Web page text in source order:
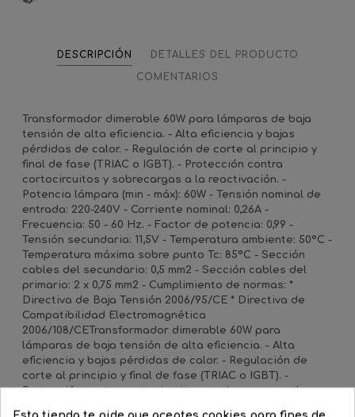
DESCRIPCIÓN
DETALLES DEL PRODUCTO
COMENTARIOS
Transformador dimerable 60W para lámparas de baja
tensión de alta eficiencia. - Alta eficiencia y bajas
pérdidas de calor. - Regulación de corte al principio y
final de fase (TRIAC o IGBT). - Protección contra
cortocircuitos y sobrecargas a la reactivación. -
Potencia lámpara (min - máx): 60W - Tensión nominal de
entrada: 220-240V - Corriente nominal: 0,26A -
Frecuencia: 50 - 60 Hz. - Factor de potencia: 0,99 -
Tensión secundaria: 11,5V - Temperatura ambiente: 50ºC -
Temperatura máxima sobre punto Tc: 85ºC - Sección
cables del secundario: 0,5 mm2 - Sección cables del
primario: 2 x 0,75 mm2 - Cumplimiento de normas: *
Directiva de Baja Tensión 2006/95/CE * Directiva de
Compatibilidad Electromagnética
2006/108/CETransformador dimerable 60W para
lámparas de baja tensión de alta eficiencia. - Alta
eficiencia y bajas pérdidas de calor. - Regulación de
corte al principio y final de fase (TRIAC o IGBT). -
Protección contra cortocircuitos y sobrecargas a la